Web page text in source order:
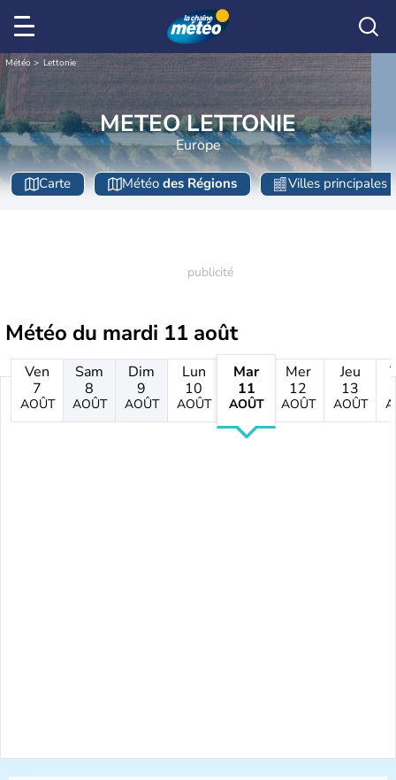
Météo Lettonie
METEO LETTONIE
Europe
Carte Météo des Régions Villes principales
Météo du mardi 11 août
Ven
7
AOÛT
Sam
8
AOÛT
Dim
9
AOÛT
Lun
10
AOÛT
Mar
11
AOÛT
Mer
12
AOÛT
Jeu
13
AOÛT